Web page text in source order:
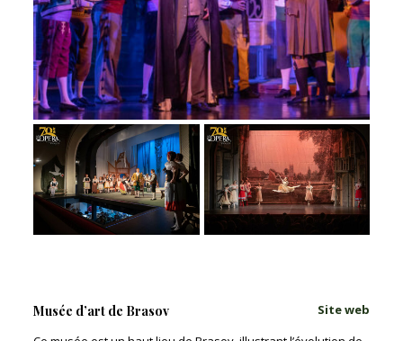
Musée d’art de Brasov
Site web